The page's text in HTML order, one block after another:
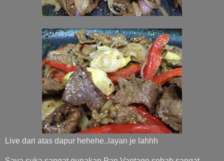
Live dari atas dapur hehehe..layan je lahhh